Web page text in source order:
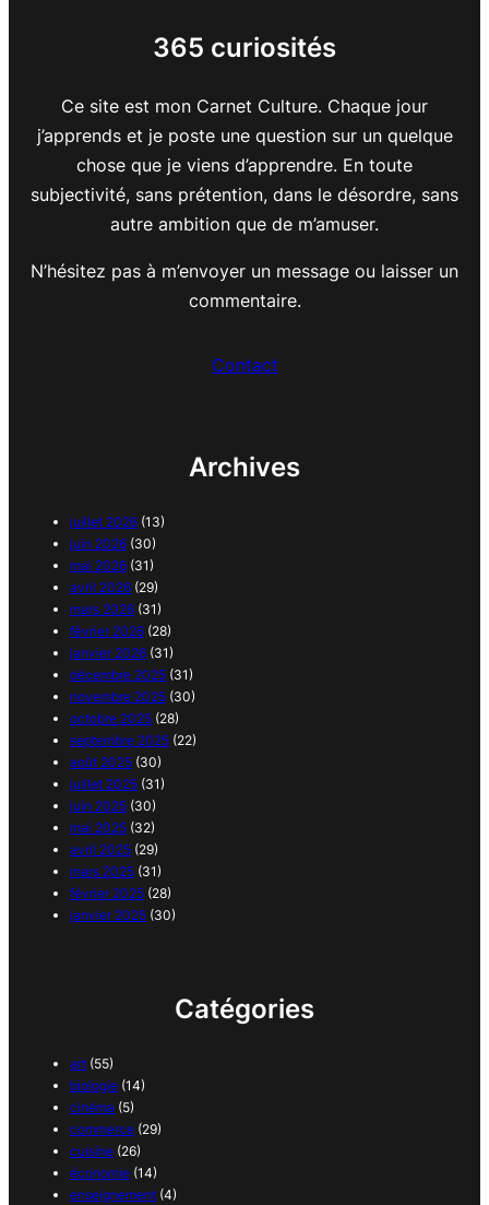
365 curiosités
Ce site est mon Carnet Culture. Chaque jour
j’apprends et je poste une question sur un quelque
chose que je viens d’apprendre. En toute
subjectivité, sans prétention, dans le désordre, sans
autre ambition que de m’amuser.
N’hésitez pas à m’envoyer un message ou laisser un
commentaire.
Contact
Archives
juillet 2026 (13)
juin 2026 (30)
mai 2026 (31)
avril 2026 (29)
mars 2026 (31)
février 2026 (28)
janvier 2026 (31)
décembre 2025 (31)
novembre 2025 (30)
octobre 2025 (28)
septembre 2025 (22)
août 2025 (30)
juillet 2025 (31)
juin 2025 (30)
mai 2025 (32)
avril 2025 (29)
mars 2025 (31)
février 2025 (28)
janvier 2025 (30)
Catégories
art (55)
biologie (14)
cinéma (5)
commerce (29)
cuisine (26)
économie (14)
enseignement (4)